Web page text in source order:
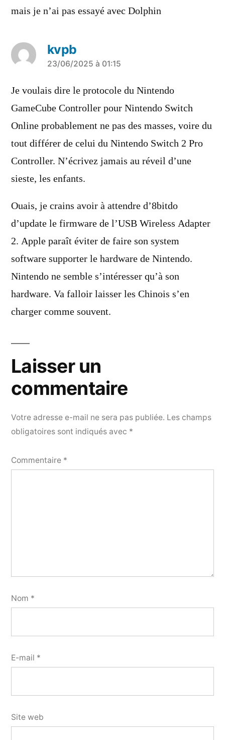
mais je n’ai pas essayé avec Dolphin
kvpb
a
dit :
23/06/2025 à 01:15
Je voulais dire le protocole du Nintendo
GameCube Controller pour Nintendo Switch
Online probablement ne pas des masses, voire du
tout différer de celui du Nintendo Switch 2 Pro
Controller. N’écrivez jamais au réveil d’une
sieste, les enfants.
Ouais, je crains avoir à attendre d’8bitdo
d’update le firmware de l’USB Wireless Adapter
2. Apple paraît éviter de faire son system
software supporter le hardware de Nintendo.
Nintendo ne semble s’intéresser qu’à son
hardware. Va falloir laisser les Chinois s’en
charger comme souvent.
Laisser un
commentaire
Votre adresse e-mail ne sera pas publiée. Les champs
obligatoires sont indiqués avec *
Commentaire *
Nom *
E-mail *
Site web